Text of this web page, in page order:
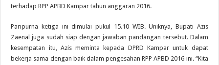
terhadap RPP APBD Kampar tahun anggaran 2016.
Paripurna ketiga ini dimulai pukul 15.10 WIB. Uniknya, Bupati Azis
Zaenal juga sudah siap dengan jawaban pandangan tersebut. Dalam
kesempatan itu, Azis meminta kepada DPRD Kampar untuk dapat
bekerja sama dengan baik dalam pengesahan RPP APBD 2016 ini. “Kita